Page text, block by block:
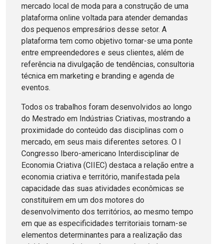
mercado local de moda para a construção de uma
plataforma online voltada para atender demandas
dos pequenos empresários desse setor. A
plataforma tem como objetivo tornar-se uma ponte
entre empreendedores e seus clientes, além de
referência na divulgação de tendências, consultoria
técnica em marketing e branding e agenda de
eventos.
Todos os trabalhos foram desenvolvidos ao longo
do Mestrado em Indústrias Criativas, mostrando a
proximidade do conteúdo das disciplinas com o
mercado, em seus mais diferentes setores. O I
Congresso Ibero-americano Interdisciplinar de
Economia Criativa (CIIEC) destaca a relação entre a
economia criativa e território, manifestada pela
capacidade das suas atividades econômicas se
constituírem em um dos motores do
desenvolvimento dos territórios, ao mesmo tempo
em que as especificidades territoriais tornam-se
elementos determinantes para a realização das